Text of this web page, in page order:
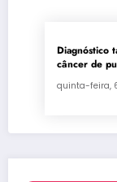
Diagnóstico
câncer de
quinta-feira,